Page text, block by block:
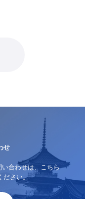
せ
合わせは、こちら
ださい。